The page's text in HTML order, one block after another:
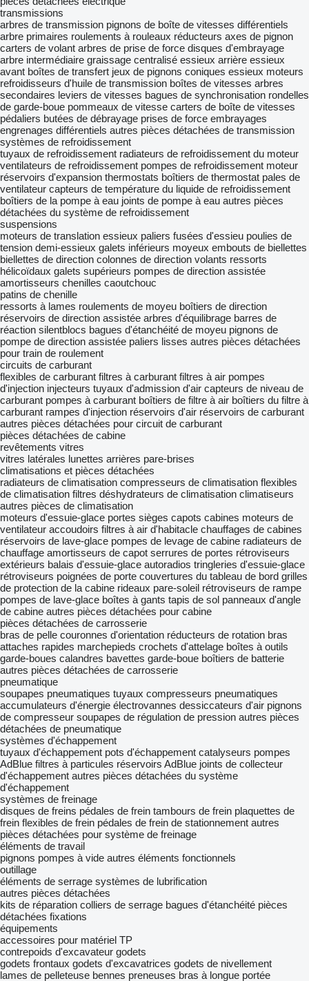
transmissions
arbres de transmission pignons de boîte de vitesses différentiels
arbre primaires roulements à rouleaux réducteurs axes de pignon
carters de volant arbres de prise de force disques d'embrayage
arbre intermédiaire graissage centralisé essieux arrière essieux
avant boîtes de transfert jeux de pignons coniques essieux moteurs
refroidisseurs d'huile de transmission boîtes de vitesses arbres
secondaires leviers de vitesses bagues de synchronisation rondelles
de garde-boue pommeaux de vitesse carters de boîte de vitesses
pédaliers butées de débrayage prises de force embrayages
engrenages différentiels autres pièces détachées de transmission
systèmes de refroidissement
tuyaux de refroidissement radiateurs de refroidissement du moteur
ventilateurs de refroidissement pompes de refroidissement moteur
réservoirs d'expansion thermostats boîtiers de thermostat pales de
ventilateur capteurs de température du liquide de refroidissement
boîtiers de la pompe à eau joints de pompe à eau autres pièces
détachées du système de refroidissement
suspensions
moteurs de translation essieux paliers fusées d'essieu poulies de
tension demi-essieux galets inférieurs moyeux embouts de biellettes
biellettes de direction colonnes de direction volants ressorts
hélicoïdaux galets supérieurs pompes de direction assistée
amortisseurs chenilles caoutchouc
patins de chenille
ressorts à lames roulements de moyeu boîtiers de direction
réservoirs de direction assistée arbres d'équilibrage barres de
réaction silentblocs bagues d'étanchéité de moyeu pignons de
pompe de direction assistée paliers lisses autres pièces détachées
pour train de roulement
circuits de carburant
flexibles de carburant filtres à carburant filtres à air pompes
d'injection injecteurs tuyaux d'admission d'air capteurs de niveau de
carburant pompes à carburant boîtiers de filtre à air boîtiers du filtre à
carburant rampes d'injection réservoirs d'air réservoirs de carburant
autres pièces détachées pour circuit de carburant
pièces détachées de cabine
revêtements vitres
vitres latérales lunettes arrières pare-brises
climatisations et pièces détachées
radiateurs de climatisation compresseurs de climatisation flexibles
de climatisation filtres déshydrateurs de climatisation climatiseurs
autres pièces de climatisation
moteurs d'essuie-glace portes sièges capots cabines moteurs de
ventilateur accoudoirs filtres à air d'habitacle chauffages de cabines
réservoirs de lave-glace pompes de levage de cabine radiateurs de
chauffage amortisseurs de capot serrures de portes rétroviseurs
extérieurs balais d'essuie-glace autoradios tringleries d'essuie-glace
rétroviseurs poignées de porte couvertures du tableau de bord grilles
de protection de la cabine rideaux pare-soleil rétroviseurs de rampe
pompes de lave-glace boîtes à gants tapis de sol panneaux d'angle
de cabine autres pièces détachées pour cabine
pièces détachées de carrosserie
bras de pelle couronnes d'orientation réducteurs de rotation bras
attaches rapides marchepieds crochets d'attelage boîtes à outils
garde-boues calandres bavettes garde-boue boîtiers de batterie
autres pièces détachées de carrosserie
pneumatique
soupapes pneumatiques tuyaux compresseurs pneumatiques
accumulateurs d'énergie électrovannes dessiccateurs d'air pignons
de compresseur soupapes de régulation de pression autres pièces
détachées de pneumatique
systèmes d'échappement
tuyaux d'échappement pots d'échappement catalyseurs pompes
AdBlue filtres à particules réservoirs AdBlue joints de collecteur
d'échappement autres pièces détachées du système
d'échappement
systèmes de freinage
disques de freins pédales de frein tambours de frein plaquettes de
frein flexibles de frein pédales de frein de stationnement autres
pièces détachées pour système de freinage
éléments de travail
pignons pompes à vide autres éléments fonctionnels
outillage
éléments de serrage systèmes de lubrification
autres pièces détachées
kits de réparation colliers de serrage bagues d'étanchéité pièces
détachées fixations
équipements
accessoires pour matériel TP
contrepoids d'excavateur godets
godets frontaux godets d'excavatrices godets de nivellement
lames de pelleteuse bennes preneuses bras à longue portée